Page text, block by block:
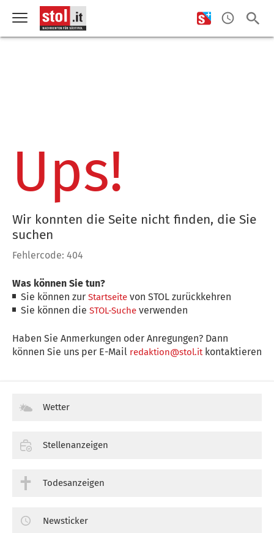
Ups!
Wir konnten die Seite nicht finden, die Sie
suchen
Fehlercode: 404
Was können Sie tun?
Sie können zurStartseite von STOL zurückkehren
Sie können dieSTOL-Suche verwenden
Haben Sie Anmerkungen oder Anregungen? Dann
können Sie uns per E-Mail redaktion@stol.itkontaktieren
Wetter
Stellenanzeigen
Todesanzeigen
Newsticker